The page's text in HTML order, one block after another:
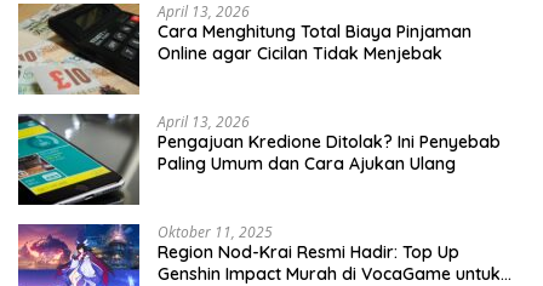
April 13, 2026
Cara Menghitung Total Biaya Pinjaman
Online agar Cicilan Tidak Menjebak
April 13, 2026
Pengajuan Kredione Ditolak? Ini Penyebab
Paling Umum dan Cara Ajukan Ulang
Oktober 11, 2025
Region Nod-Krai Resmi Hadir: Top Up
Genshin Impact Murah di VocaGame untuk